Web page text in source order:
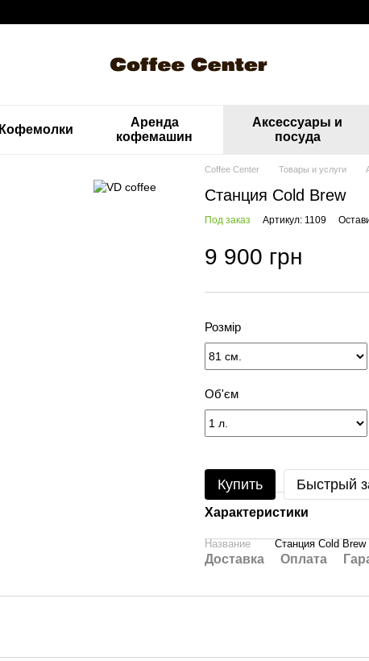
Кофемолки
Аренда
кофемашин
Аксессуары и
посуда
Coffee Center Товары и услуги
Станция Cold Brew
Под заказ Артикул: 1109
9 900 грн
Розмір
Об'єм
Купить Быстрый
Характеристики
Название Станция Cold Brew
Доставка Оплата